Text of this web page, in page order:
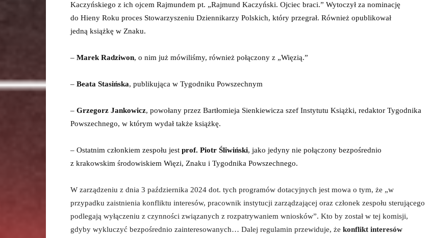
Kaczyńskiego z ich ojcem Rajmundem pt. „Rajmund Kaczyński. Ojciec braci.” Wytoczył za nominację
do Hieny Roku proces Stowarzyszeniu Dziennikarzy Polskich, który przegrał. Również opublikował
jedną książkę w Znaku.
– Marek Radziwon, o nim już mówiliśmy, również połączony z „Więzią.”
– Beata Stasińska, publikująca w Tygodniku Powszechnym
– Grzegorz Jankowicz, powołany przez Bartłomieja Sienkiewicza szef Instytutu Książki, redaktor Tygodnika
Powszechnego, w którym wydał także książkę.
– Ostatnim członkiem zespołu jest prof. Piotr Śliwiński, jako jedyny nie połączony bezpośrednio
z krakowskim środowiskiem Więzi, Znaku i Tygodnika Powszechnego.
W zarządzeniu z dnia 3 października 2024 dot. tych programów dotacyjnych jest mowa o tym, że „w
przypadku zaistnienia konfliktu interesów, pracownik instytucji zarządzającej oraz członek zespołu sterującego
podlegają wyłączeniu z czynności związanych z rozpatrywaniem wniosków”. Kto by został w tej komisji,
gdyby wykluczyć bezpośrednio zainteresowanych… Dalej regulamin przewiduje, że konflikt interesów